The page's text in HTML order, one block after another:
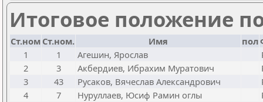
Итоговое положение
Ст.ном Ст.ном. Имя пол
1
1 Агешин, Ярослав
2
3 Акбердиев, Ибрахим Муратович
3
43 Русаков, Вячеслав Александрович
4
7 Нуруллаев, Юсиф Рамин оглы